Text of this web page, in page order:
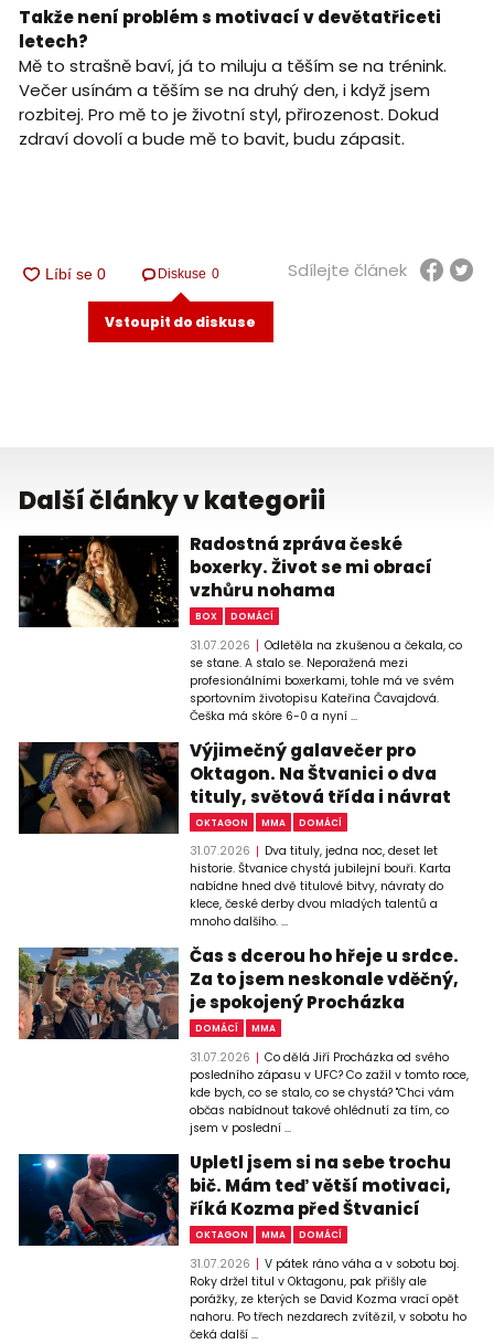
Takže není problém s motivací v devětatřiceti
letech?
Mě to strašně baví, já to miluju a těším se na trénink.
Večer usínám a těším se na druhý den, i když jsem
rozbitej. Pro mě to je životní styl, přirozenost. Dokud
zdraví dovolí a bude mě to bavit, budu zápasit.
Diskuse 0
Vstoupit do diskuse
Sdílejte článek
Další články v kategorii
Radostná zpráva české
boxerky. Život se mi obrací
vzhůru nohama
BOX DOMÁCÍ
31.07.2026
Odletěla na zkušenou a čekala, co
se stane. A stalo se. Neporažená mezi
profesionálními boxerkami, tohle má ve svém
sportovním životopisu Kateřina Čavajdová.
Češka má skóre 6-0 a nyní ...
Výjimečný galavečer pro
Oktagon. Na Štvanici o dva
tituly, světová třída i návrat
OKTAGON MMA DOMÁCÍ
31.07.2026
Dva tituly, jedna noc, deset let
historie. Štvanice chystá jubilejní bouři. Karta
nabídne hned dvě titulové bitvy, návraty do
klece, české derby dvou mladých talentů a
mnoho dalšího. ...
Čas s dcerou ho hřeje u srdce.
Za to jsem neskonale vděčný,
je spokojený Procházka
DOMÁCÍ MMA
31.07.2026
Co dělá Jiří Procházka od svého
posledního zápasu v UFC? Co zažil v tomto roce,
kde bych, co se stalo, co se chystá? "Chci vám
občas nabídnout takové ohlédnutí za tím, co
jsem v poslední ...
Upletl jsem si na sebe trochu
bič. Mám teď větší motivaci,
říká Kozma před Štvanicí
OKTAGON MMA DOMÁCÍ
31.07.2026
V pátek ráno váha a v sobotu boj.
Roky držel titul v Oktagonu, pak přišly ale
porážky, ze kterých se David Kozma vrací opět
nahoru. Po třech nezdarech zvítězil, v sobotu ho
čeká další ...